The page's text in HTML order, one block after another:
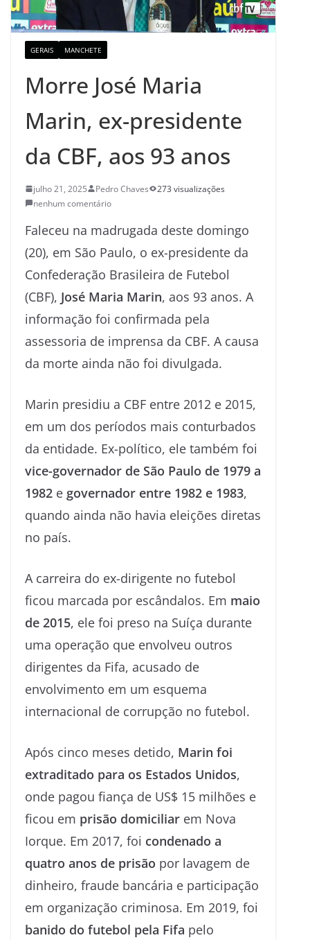
GERAIS MANCHETE
Morre José Maria
Marin, ex-presidente
da CBF, aos 93 anos
julho 21, 2025 Pedro Chaves
273 visualizações
nenhum comentário
Faleceu na madrugada deste domingo
(20), em São Paulo, o ex-presidente da
Confederação Brasileira de Futebol
(CBF), José Maria Marin, aos 93 anos. A
informação foi confirmada pela
assessoria de imprensa da CBF. A causa
da morte ainda não foi divulgada.
Marin presidiu a CBF entre 2012 e 2015,
em um dos períodos mais conturbados
da entidade. Ex-político, ele também foi
vice-governador de São Paulo de 1979 a
1982 e governador entre 1982 e 1983,
quando ainda não havia eleições diretas
no país.
A carreira do ex-dirigente no futebol
ficou marcada por escândalos. Em maio
de 2015, ele foi preso na Suíça durante
uma operação que envolveu outros
dirigentes da Fifa, acusado de
envolvimento em um esquema
internacional de corrupção no futebol.
Após cinco meses detido, Marin foi
extraditado para os Estados Unidos,
onde pagou fiança de US$ 15 milhões e
ficou em prisão domiciliar em Nova
Iorque. Em 2017, foi condenado a
quatro anos de prisão por lavagem de
dinheiro, fraude bancária e participação
em organização criminosa. Em 2019, foi
banido do futebol pela Fifa pelo